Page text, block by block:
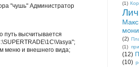
"чушь" Администратор
путь высчитывается
меню и внешнего вида;
(1)
Макс
(2)
(1)
(12)
(10)